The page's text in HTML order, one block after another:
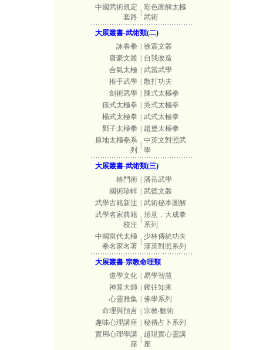
中國武術規定
套路
彩色圖解太極
武術
大展叢書-武術類(二)
詠春拳
徐震文叢
唐豪文叢
自我改造
合氣太極
武當武學
推手武學
散打功夫
劍術武學
陳式太極拳
孫式太極拳
吳式太極拳
楊式太極拳
武式太極拳
鄭子太極拳
趙堡太極拳
原地太極拳系
列
中英文對照武
學
大展叢書-武術類(三)
格鬥術
潘岳武學
國術珍輯
武德文叢
武學古籍新注
武術秘本圖解
武學名家典籍
校注
形意．大成拳
系列
中國當代太極
拳名家名著
少林傳統功夫
漢英對照系列
大展叢書-宗教命理類
道學文化
易學智慧
神算大師
鑑往知來
心靈雅集
佛學系列
命理與預言
宗教‧數術
趣味心理講座
秘傳占卜系列
實用心理學講
座
超現實心靈講
座